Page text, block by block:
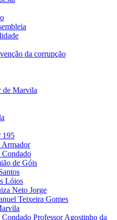
da corrupção
de Marvila
195
Armador
de Góis
Lóios
Neto Jorge
Teixeira Gomes
Professor Agostinho da